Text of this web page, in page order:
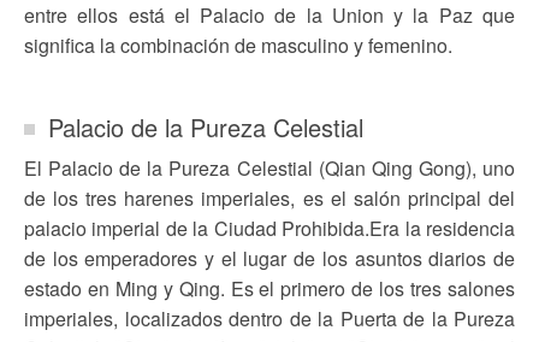
entre ellos está el Palacio de la Union y la Paz que
significa la combinación de masculino y femenino.
Palacio de la Pureza Celestial
El Palacio de la Pureza Celestial (Qian Qing Gong), uno
de los tres harenes imperiales, es el salón principal del
palacio imperial de la Ciudad Prohibida.Era la residencia
de los emperadores y el lugar de los asuntos diarios de
estado en Ming y Qing. Es el primero de los tres salones
imperiales, localizados dentro de la Puerta de la Pureza